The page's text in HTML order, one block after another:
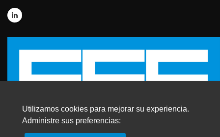
Utilizamos cookies para mejorar su experiencia.
Administre sus preferencias: